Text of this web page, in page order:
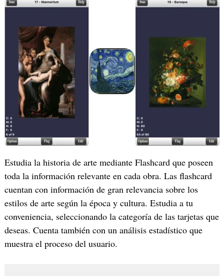
‎Estudia la historia de arte mediante Flashcard que poseen
toda la información relevante en cada obra. Las flashcard
cuentan con información de gran relevancia sobre los
estilos de arte según la época y cultura. Estudia a tu
conveniencia, seleccionando la categoría de las tarjetas que
deseas. Cuenta también con un análisis estadístico que
muestra el proceso del usuario.